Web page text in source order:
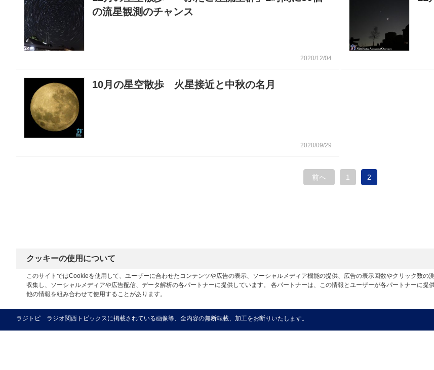
の流星観測のチャンス
2020/12/04
10月の星空散歩 火星接近と中秋の名月
2020/09/29
前へ 1 2
クッキーの使用について
このサイトではCookieを使用して、ユーザーに合わせたコンテンツや広告の表示、ソーシャルメディア機能の提供、広告の表示回数やクリック数
収集し、ソーシャルメディアや広告配信、データ解析の各パートナーに提供しています。 各パートナーは、この情報とユーザーが各パートナーに
他の情報を組み合わせて使用することがあります。
ラジトピ ラジオ関西トピックスに掲載されている画像等、全内容の無断転載、加工をお断りいたします。